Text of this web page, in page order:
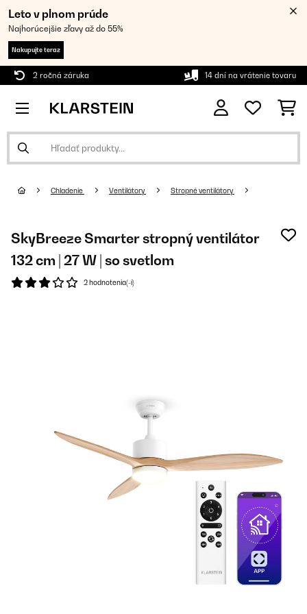
Leto v plnom prúde
Najhorúcejšie zľavy až do 55%
Nakupujte teraz
2 ročná záruka 14 dní na vrátenie tovaru
Chladenie Ventilátory Stropné ventilátory
SkyBreeze Smarter stropný ventilátor
132 cm | 27 W | so svetlom
2 hodnotenia(-í)